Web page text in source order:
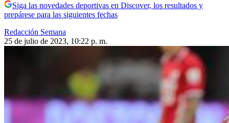
Siga las novedades deportivas en Discover, los resultados y
prepárese para las siguientes fechas
Redacción Semana
25 de julio de 2023, 10:22 p. m.